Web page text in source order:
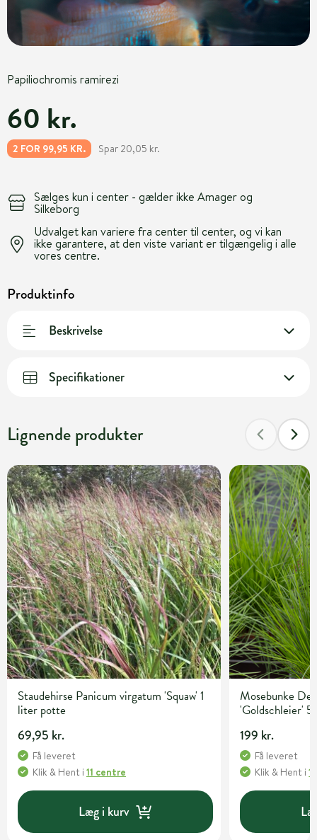
Papiliochromis ramirezi
60 kr.
2 FOR 99,95 KR. Spar 20,05 kr.
Sælges kun i center - gælder ikke Amager og
Silkeborg
Udvalget kan variere fra center til center, og vi kan
ikke garantere, at den viste variant er tilgængelig i alle
vores centre.
Produktinfo
Beskrivelse
Specifikationer
Lignende produkter
Staudehirse Panicum virgatum 'Squaw' 1
liter potte
69,95 kr.
Få leveret
Klik & Hent i 11 centre
Læg i kurv
Mosebunke
'Goldschleier'
199 kr.
Få leveret
Klik & Hent i